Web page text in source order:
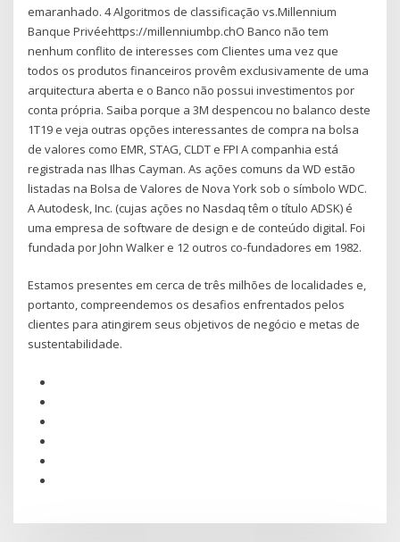
emaranhado. 4 Algoritmos de classificação vs.Millennium
Banque Privéehttps://millenniumbp.chO Banco não tem
nenhum conflito de interesses com Clientes uma vez que
todos os produtos financeiros provêm exclusivamente de uma
arquitectura aberta e o Banco não possui investimentos por
conta própria. Saiba porque a 3M despencou no balanco deste
1T19 e veja outras opções interessantes de compra na bolsa
de valores como EMR, STAG, CLDT e FPI A companhia está
registrada nas Ilhas Cayman. As ações comuns da WD estão
listadas na Bolsa de Valores de Nova York sob o símbolo WDC.
A Autodesk, Inc. (cujas ações no Nasdaq têm o título ADSK) é
uma empresa de software de design e de conteúdo digital. Foi
fundada por John Walker e 12 outros co-fundadores em 1982.
Estamos presentes em cerca de três milhões de localidades e,
portanto, compreendemos os desafios enfrentados pelos
clientes para atingirem seus objetivos de negócio e metas de
sustentabilidade.